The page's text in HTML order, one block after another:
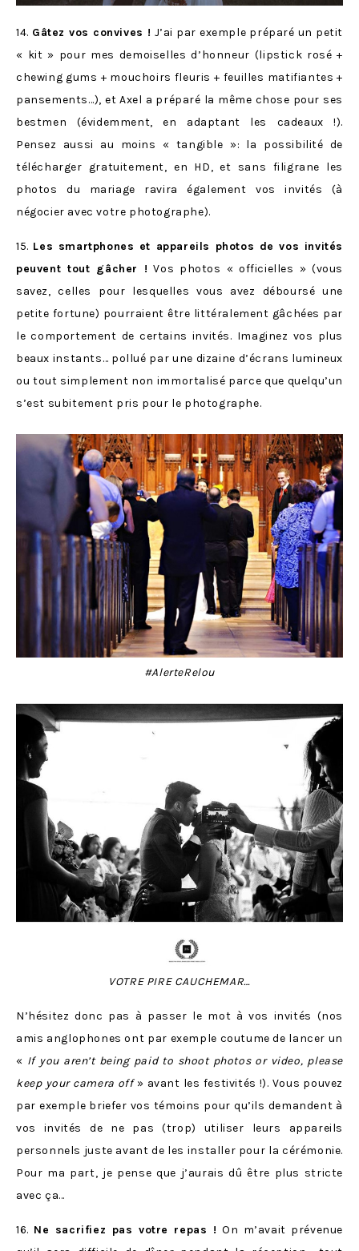
14. Gâtez vos convives ! J’ai par exemple préparé un petit
« kit » pour mes demoiselles d’honneur (lipstick rosé +
chewing gums + mouchoirs fleuris + feuilles matifiantes +
pansements…), et Axel a préparé la même chose pour ses
bestmen (évidemment, en adaptant les cadeaux !).
Pensez aussi au moins « tangible »: la possibilité de
télécharger gratuitement, en HD, et sans filigrane les
photos du mariage ravira également vos invités (à
négocier avec votre photographe).
15. Les smartphones et appareils photos de vos invités
peuvent tout gâcher ! Vos photos « officielles » (vous
savez, celles pour lesquelles vous avez déboursé une
petite fortune) pourraient être littéralement gâchées par
le comportement de certains invités. Imaginez vos plus
beaux instants… pollué par une dizaine d’écrans lumineux
ou tout simplement non immortalisé parce que quelqu’un
s’est subitement pris pour le photographe.
#AlerteRelou
VOTRE PIRE CAUCHEMAR…
N’hésitez donc pas à passer le mot à vos invités (nos
amis anglophones ont par exemple coutume de lancer un
« If you aren’t being paid to shoot photos or video, please
keep your camera off» avant les festivités !). Vous pouvez
par exemple briefer vos témoins pour qu’ils demandent à
vos invités de ne pas (trop) utiliser leurs appareils
personnels juste avant de les installer pour la cérémonie.
Pour ma part, je pense que j’aurais dû être plus stricte
avec ça…
16. Ne sacrifiez pas votre repas ! On m’avait prévenue